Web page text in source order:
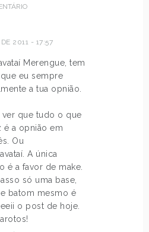
2011 - 17:57
Merengue, tem
eu sempre
a tua opnião.
ver que tudo o que
é a opnião em
Ou
A única
é a favor de make.
só uma base,
batom mesmo é
o post de hoje.